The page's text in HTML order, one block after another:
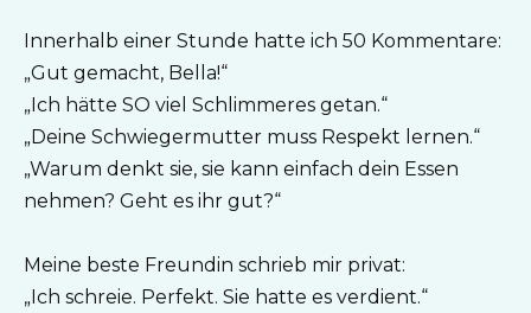
Innerhalb einer Stunde hatte ich 50 Kommentare:
„Gut gemacht, Bella!“
„Ich hätte SO viel Schlimmeres getan.“
„Deine Schwiegermutter muss Respekt lernen.“
„Warum denkt sie, sie kann einfach dein Essen
nehmen? Geht es ihr gut?“
Meine beste Freundin schrieb mir privat:
„Ich schreie. Perfekt. Sie hatte es verdient.“